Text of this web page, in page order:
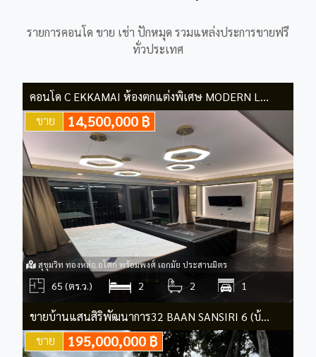
รายการคอนโด ขาย เช่า ปักหมุด รวมแหล่งประการขายฟรี
ทั่วประเทศ
คอนโด C EKKAMAI ห้องตกแต่งพิเศษ MODERN LUXURY 2 ห้องนอน
ขาย
14,500,000 ฿
65 (ตร.ว.) 2 2 1
สุขุมวิท ทองหล่อ อโศก พร้อมพงศ์ เอกมัย ประสานมิตร
ขายบ้านแสนสิริพัฒนาการ32 BAAN SANSIRI 6 (บ้านแสนสิริ ซิกซ์) แปลงมุม
ขาย
195,000,000 ฿